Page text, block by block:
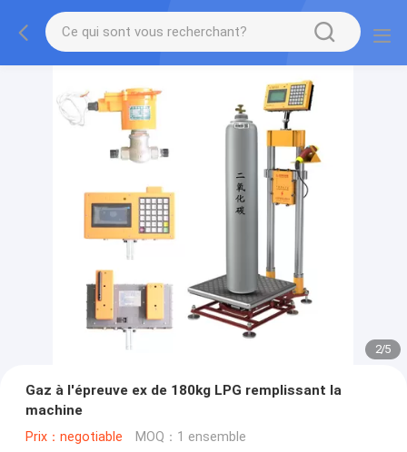
2/5
Gaz à l'épreuve ex de 180kg LPG remplissant la
machine
Prix：negotiable MOQ：1 ensemble